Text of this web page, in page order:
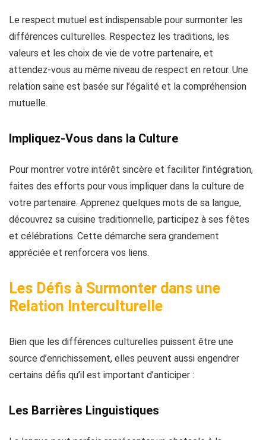
Le respect mutuel est indispensable pour surmonter les
différences culturelles. Respectez les traditions, les
valeurs et les choix de vie de votre partenaire, et
attendez-vous au même niveau de respect en retour. Une
relation saine est basée sur l’égalité et la compréhension
mutuelle.
Impliquez-Vous dans la Culture
Pour montrer votre intérêt sincère et faciliter l’intégration,
faites des efforts pour vous impliquer dans la culture de
votre partenaire. Apprenez quelques mots de sa langue,
découvrez sa cuisine traditionnelle, participez à ses fêtes
et célébrations. Cette démarche sera grandement
appréciée et renforcera vos liens.
Les Défis à Surmonter dans une
Relation Interculturelle
Bien que les différences culturelles puissent être une
source d’enrichissement, elles peuvent aussi engendrer
certains défis qu’il est important d’anticiper :
Les Barrières Linguistiques